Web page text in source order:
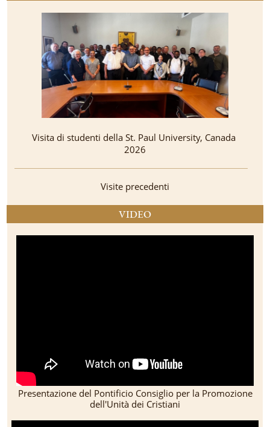
Visita di studenti della St. Paul University, Canada
2026
Visite precedenti
VIDEO
Presentazione del Pontificio Consiglio per la Promozione
dell'Unità dei Cristiani